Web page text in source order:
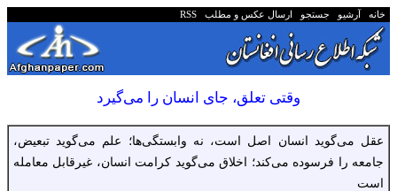
خانه آرشیو جستجو ارسال عکس و مطلب RSS
وقتی تعلق، جای انسان را می‌گیرد
عقل می‌گوید انسان اصل است، نه وابستگی‌ها؛ علم می‌گوید تبعیض،
جامعه را فرسوده می‌کند؛ اخلاق می‌گوید کرامت انسان، غیرقابل معامله
است